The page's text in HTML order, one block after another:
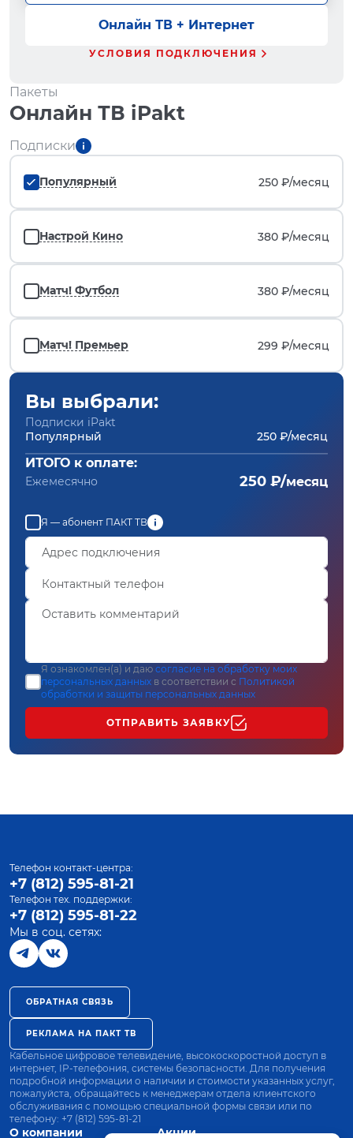
Онлайн ТВ + Интернет
УСЛОВИЯ ПОДКЛЮЧЕНИЯ
Пакеты
Онлайн ТВ iPakt
Подписки
Популярный 250 ₽/месяц
Настрой Кино 380 ₽/месяц
Матч! Футбол 380 ₽/месяц
Матч! Премьер 299 ₽/месяц
Вы выбрали:
Подписки iPakt
Популярный
250 ₽/месяц
ИТОГО к оплате:
Ежемесячно 250 ₽/месяц
Я — абонент ПАКТ ТВ
Я ознакомлен(а) и даю согласие на обработку моих
персональных данных в соответствии с Политикой
обработки и защиты персональных данных
ОТПРАВИТЬ ЗАЯВКУ
О компании Акции
Телефон контакт-центра:
+7 (812) 595-81-21
Телефон тех. поддержки:
+7 (812) 595-81-22
Мы в соц. сетях:
ОБРАТНАЯ СВЯЗЬ
РЕКЛАМА НА ПАКТ ТВ
Кабельное цифровое телевидение, высокоскоростной доступ в
интернет, IP-телефония, системы безопасности. Для получения
подробной информации о наличии и стоимости указанных услуг,
пожалуйста, обращайтесь к менеджерам отдела клиентского
обслуживания с помощью специальной формы связи или по
телефону: +7 (812) 595-81-21